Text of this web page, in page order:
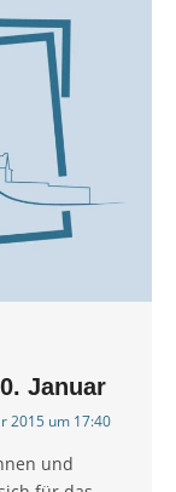
Januar
2015 um 17:40
und